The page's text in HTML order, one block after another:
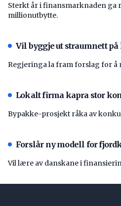
Sterkt år i finansmarknaden ga
millionutbytte.
Vil byggje ut straumnett på
Regjeringa la fram forslag for
Lokalt firma kapra stor
Bypakke-prosjekt råka av
Forslår ny modell for
Vil lære av danskane i